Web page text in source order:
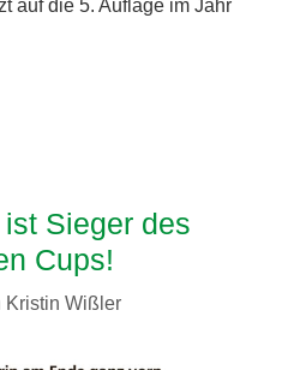
auf die 5. Auflage im Jahr
Sieger des
Cups!
Kristin Wißler